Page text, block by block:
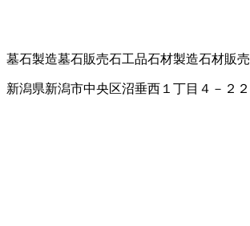
墓石製造墓石販売石工品石材製造石材販売
新潟県新潟市中央区沼垂西１丁目４－２２